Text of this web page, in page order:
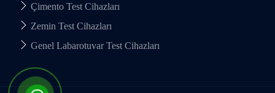
Çimento Test Cihazları
Zemin Test Cihazları
Genel Labarotuvar Test Cihazları